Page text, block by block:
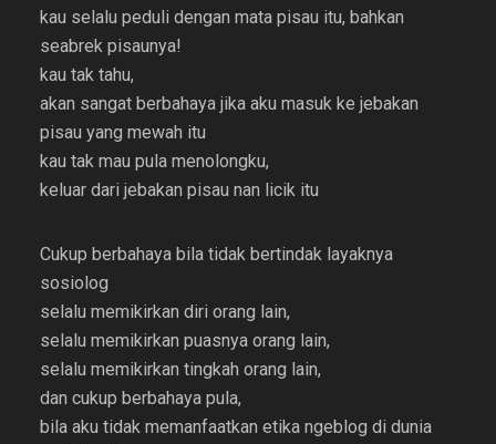
kau selalu peduli dengan mata pisau itu, bahkan
seabrek pisaunya!
kau tak tahu,
akan sangat berbahaya jika aku masuk ke jebakan
pisau yang mewah itu
kau tak mau pula menolongku,
keluar dari jebakan pisau nan licik itu
Cukup berbahaya bila tidak bertindak layaknya
sosiolog
selalu memikirkan diri orang lain,
selalu memikirkan puasnya orang lain,
selalu memikirkan tingkah orang lain,
dan cukup berbahaya pula,
bila aku tidak memanfaatkan etika ngeblog di dunia